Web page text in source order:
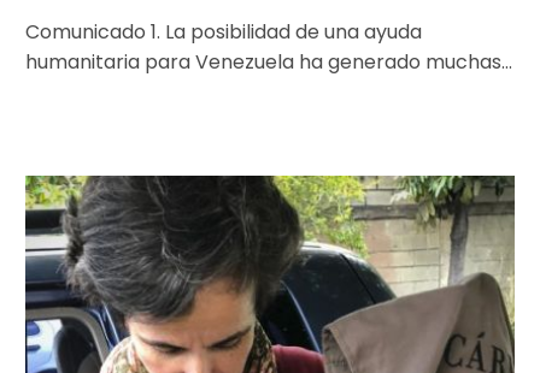
mecanismos apropiados
Comunicado 1. La posibilidad de una ayuda
humanitaria para Venezuela ha generado muchas
“Ésta
mi
emergencia”